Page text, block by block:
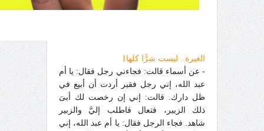
الغيرة.. ليست شرًّا كلها1
- عن أسماء قالت: فجاءني رجل فقال: يا أم
عبد الله، إني رجل فقير أردت أن أبيع في
ظل دارك. قالت: إني إن رخصت لك أبىَ
ذلك الزبير، فتعال فاطلب إليَّ والزبير
شاهد. فجاء الرجل فقال: يا أم عبد الله، إني